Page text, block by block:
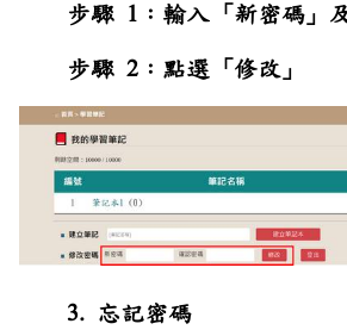
步驟 1：輸入「新密碼」
步驟 2：點選「修改」
3. 忘記密碼